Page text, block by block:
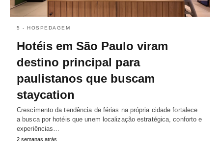
5 - HOSPEDAGEM
Hotéis em São Paulo viram
destino principal para
paulistanos que buscam
staycation
Crescimento da tendência de férias na própria cidade fortalece
a busca por hotéis que unem localização estratégica, conforto e
experiências…
2 semanas atrás